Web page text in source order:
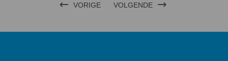
VORIGE VOLGENDE